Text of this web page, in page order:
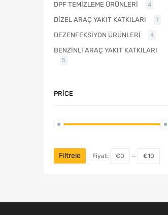
DPF TEMİZLEME ÜRÜNLERİ 4
DİZEL ARAÇ YAKIT KATKILARI 7
DEZENFEKSİYON ÜRÜNLERİ 4
BENZİNLİ ARAÇ YAKIT KATKILARI
5
PRICE
Filtrele Fiyat: €0 — €10